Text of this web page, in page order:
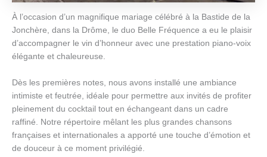
À l’occasion d’un magnifique mariage célébré à la Bastide de la
Jonchère, dans la Drôme, le duo Belle Fréquence a eu le plaisir
d’accompagner le vin d’honneur avec une prestation piano-voix
élégante et chaleureuse.
Dès les premières notes, nous avons installé une ambiance
intimiste et feutrée, idéale pour permettre aux invités de profiter
pleinement du cocktail tout en échangeant dans un cadre
raffiné. Notre répertoire mêlant les plus grandes chansons
françaises et internationales a apporté une touche d’émotion et
de douceur à ce moment privilégié.